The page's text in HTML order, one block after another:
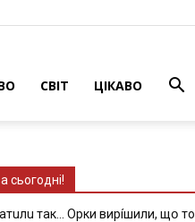
СВІТ ЦІКАВО
сьогодні!
тaк… Opки виpíшили, щօ тo